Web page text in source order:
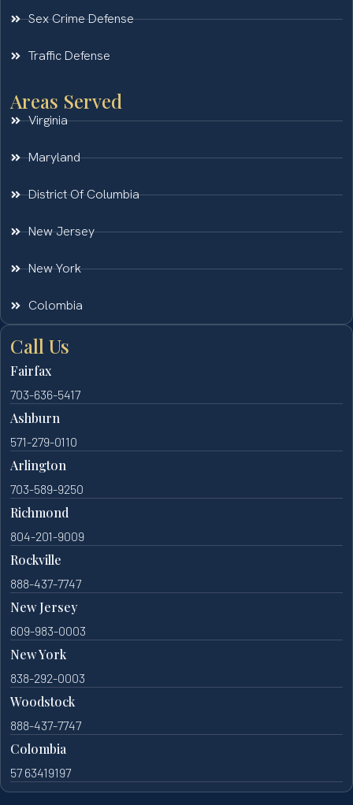
Sex Crime Defense
Traffic Defense
Areas Served
Virginia
Maryland
District Of Columbia
New Jersey
New York
Colombia
Call Us
Fairfax
703-636-5417
Ashburn
571-279-0110
Arlington
703-589-9250
Richmond
804-201-9009
Rockville
888-437-7747
New Jersey
609-983-0003
New York
838-292-0003
Woodstock
888-437-7747
Colombia
57 63419197